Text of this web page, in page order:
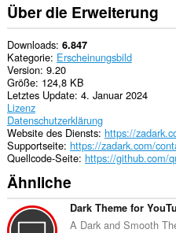
Über die Erweiterung
Downloads 6.847
Kategorie Erscheinungsbild
Version 9.20
Größe 124,8 KB
Letztes Update 4. Januar 2024
Lizenz
Datenschutzerklärung
Website des Diensts https://
Supportseite https://zadark.com/
Quellcode-Seite https://github.com/
Ähnliche
Dark Theme for
A Dark and Smooth